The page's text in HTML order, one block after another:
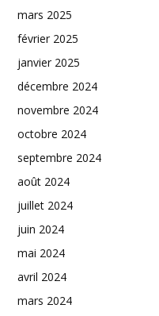
mars 2025
février 2025
janvier 2025
décembre 2024
novembre 2024
octobre 2024
septembre 2024
août 2024
juillet 2024
juin 2024
mai 2024
avril 2024
mars 2024